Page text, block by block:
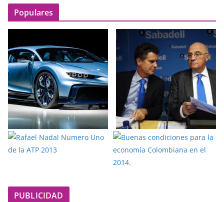
Populares
PUBLICIDAD